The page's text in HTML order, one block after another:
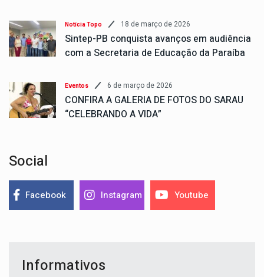
Notícia Topo 18 de março de 2026
Sintep-PB conquista avanços em audiência
com a Secretaria de Educação da Paraíba
Eventos 6 de março de 2026
CONFIRA A GALERIA DE FOTOS DO SARAU
“CELEBRANDO A VIDA”
Social
Facebook Instagram Youtube
Informativos